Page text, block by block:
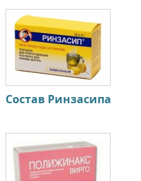
Состав Ринзасипа